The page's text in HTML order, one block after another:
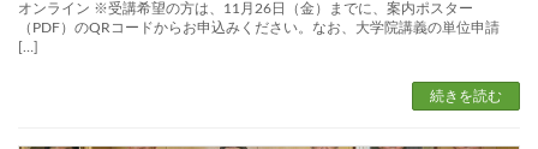
オンライン ※受講希望の方は、11月26日（金）までに、案内ポスター
（PDF）のQRコードからお申込みください。なお、大学院講義の単位申請
[…]
続きを読む